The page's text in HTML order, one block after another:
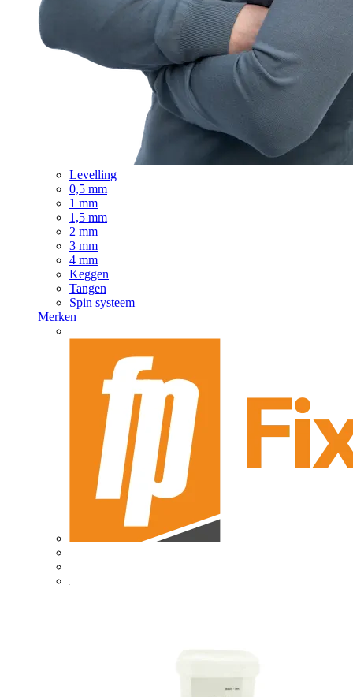
Levelling
0,5 mm
1 mm
1,5 mm
2 mm
3 mm
4 mm
Keggen
Tangen
Spin systeem
Merken